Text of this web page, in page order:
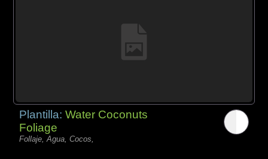
Plantilla:Water Coconuts
Foliage
Follaje, Agua, Cocos,